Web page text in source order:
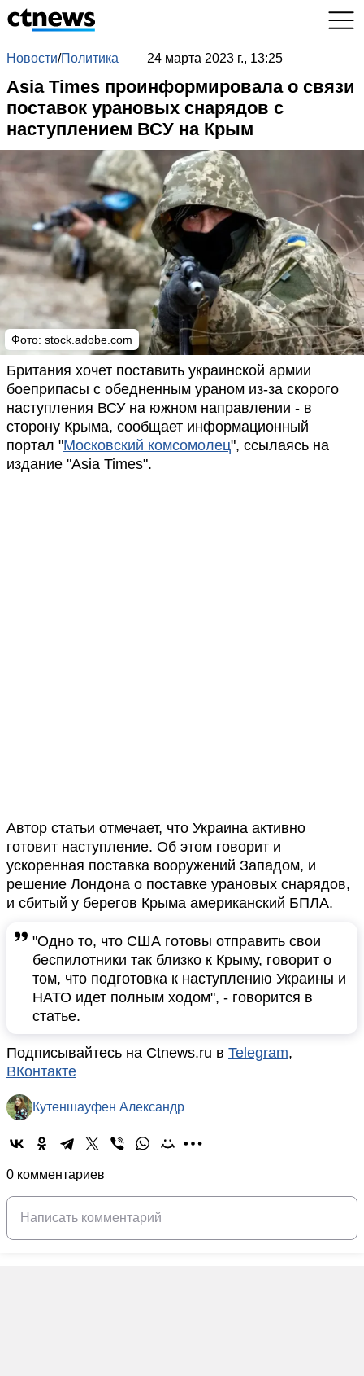
Новости/Политика 24 марта 2023 г., 13:25
Asia Times проинформировала о связи
поставок урановых снарядов с
наступлением ВСУ на Крым
Фото: stock.adobe.com
Британия хочет поставить украинской армии
боеприпасы с обедненным ураном из-за скорого
наступления ВСУ на южном направлении - в
сторону Крыма, сообщает информационный
портал "Московский комсомолец", ссылаясь на
издание "Asia Times".
Автор статьи отмечает, что Украина активно
готовит наступление. Об этом говорит и
ускоренная поставка вооружений Западом, и
решение Лондона о поставке урановых снарядов,
и сбитый у берегов Крыма американский БПЛА.
"Одно то, что США готовы отправить свои
беспилотники так близко к Крыму, говорит о
том, что подготовка к наступлению Украины и
НАТО идет полным ходом", - говорится в
статье.
Подписывайтесь на Ctnews.ru в Telegram,
ВКонтакте
Кутеншауфен Александр
0 комментариев